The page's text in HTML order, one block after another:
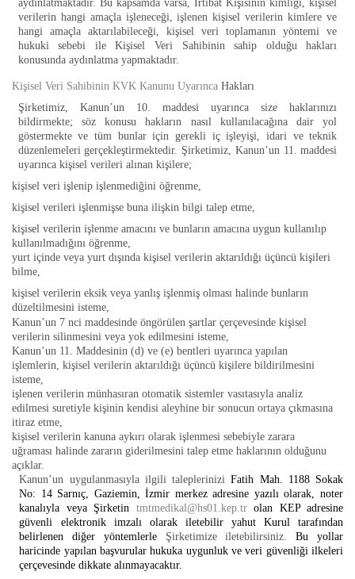
aydınlatmaktadır. Bu kapsamda varsa, İrtibat Kişisinin kimliği, kişisel
verilerin hangi amaçla işleneceği, işlenen kişisel verilerin kimlere ve
hangi amaçla aktarılabileceği, kişisel veri toplamanın yöntemi ve
hukuki sebebi ile Kişisel Veri Sahibinin sahip olduğu hakları
konusunda aydınlatma yapmaktadır.
Kişisel Veri Sahibinin KVK Kanunu Uyarınca Hakları
Şirketimiz, Kanun’un 10. maddesi uyarınca size haklarınızı
bildirmekte; söz konusu hakların nasıl kullanılacağına dair yol
göstermekte ve tüm bunlar için gerekli iç işleyişi, idari ve teknik
düzenlemeleri gerçekleştirmektedir. Şirketimiz, Kanun’un 11. maddesi
uyarınca kişisel verileri alınan kişilere;
kişisel veri işlenip işlenmediğini öğrenme,
kişisel verileri işlenmişse buna ilişkin bilgi talep etme,
kişisel verilerin işlenme amacını ve bunların amacına uygun kullanılıp
kullanılmadığını öğrenme,
yurt içinde veya yurt dışında kişisel verilerin aktarıldığı üçüncü kişileri
bilme,
kişisel verilerin eksik veya yanlış işlenmiş olması halinde bunların
düzeltilmesini isteme,
Kanun’un 7 nci maddesinde öngörülen şartlar çerçevesinde kişisel
verilerin silinmesini veya yok edilmesini isteme,
Kanun’un 11. Maddesinin (d) ve (e) bentleri uyarınca yapılan
işlemlerin, kişisel verilerin aktarıldığı üçüncü kişilere bildirilmesini
isteme,
işlenen verilerin münhasıran otomatik sistemler vasıtasıyla analiz
edilmesi suretiyle kişinin kendisi aleyhine bir sonucun ortaya çıkmasına
itiraz etme,
kişisel verilerin kanuna aykırı olarak işlenmesi sebebiyle zarara
uğraması halinde zararın giderilmesini talep etme haklarının olduğunu
açıklar.
Kanun’un uygulanmasıyla ilgili talepleriniziFatih Mah. 1188 Sokak
No: 14 Sarnıç, Gaziemin, İzmir merkez adresine yazılı olarak, noter
kanalıyla veya
Şirketin tmtmedikal@hs01.kep.trolan KEP adresine
güvenli elektronik imzalı olarak iletebilir yahut Kurul tarafından
belirlenen diğer yöntemlerle Şirketimize iletebilirsiniz.Bu yollar
haricinde yapılan başvurular hukuka uygunluk ve veri güvenliği ilkeleri
çerçevesinde dikkate alınmayacaktır.